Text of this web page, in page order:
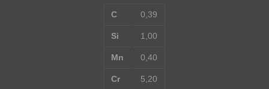
C
Si
Mn
Cr
0,39
1,00
0,40
5,20